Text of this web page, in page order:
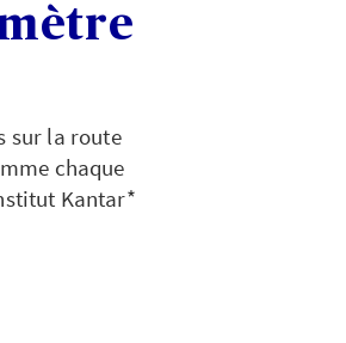
sur la route
chaque
Kantar*